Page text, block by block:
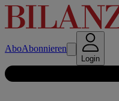
AboAbonnieren
Login